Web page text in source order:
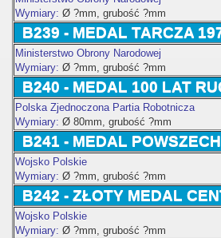
Wymiary: Ø ?mm, grubość ?mm
B239 - MEDAL TARCZA
Ministerstwo Obrony Narodowej
Wymiary: Ø ?mm, grubość ?mm
B240 - MEDAL 100 LAT
Polska Zjednoczona Partia Robotnicza
Wymiary: Ø 80mm, grubość ?mm
B241 - MEDAL
Wojsko Polskie
Wymiary: Ø ?mm, grubość ?mm
B242 - ZŁOTY MEDAL
Wojsko Polskie
Wymiary: Ø ?mm, grubość ?mm